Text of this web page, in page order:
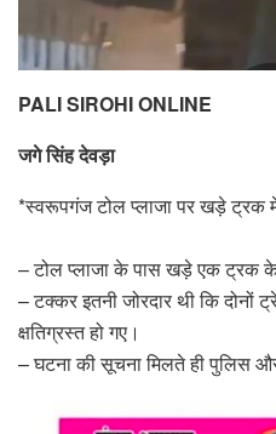
PALI SIROHI ONLINE
जगे सिंह देवड़ा
*स्वरूपगंज टोल प्लाजा पर खड़े ट्रक में
– टोल प्लाजा के पास खड़े एक ट्रक
– टक्कर इतनी जोरदार थी कि दोनों
क्षतिग्रस्त हो गए।
– घटना की सूचना मिलते ही पुलिस